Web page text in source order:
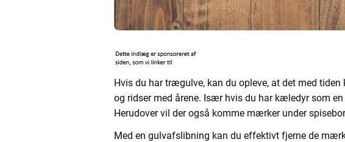
Hvis du har trægulve, kan du opleve, at det med
og ridser med årene. Især hvis du har kæledyr som
Herudover vil der også komme mærker under
Med en gulvafslibning kan du effektivt fjerne de